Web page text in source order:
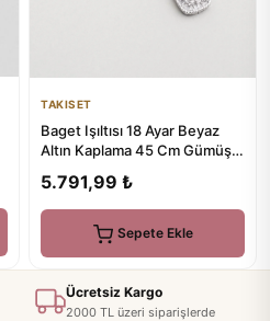
TAKISET
Baget Işıltısı 18 Ayar Beyaz
Altın Kaplama 45 Cm Gümüş
5.791,99 ₺
Sepete Ekle
Ücretsiz Kargo
2000 TL üzeri siparişlerde